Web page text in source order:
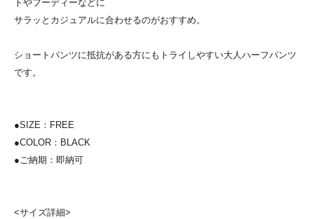
トやフーディーなどに
サラッとカジュアルに合わせるのがおすすめ。
ショートパンツに抵抗がある方にもトライしやすい大人ハーフパンツ
です。
●SIZE：FREE
●COLOR：BLACK
●ご納期：即納可
<サイズ詳細>